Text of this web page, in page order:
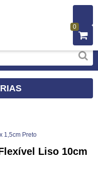
0
1,5cm Preto
Liso 10cm